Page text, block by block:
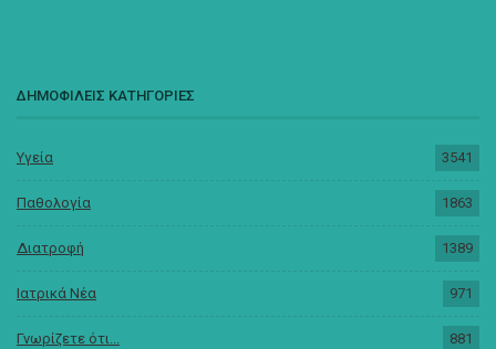
ΔΗΜΟΦΙΛΕΙΣ ΚΑΤΗΓΟΡΙΕΣ
Υγεία 3541
Παθολογία 1863
Διατροφή 1389
Ιατρικά Νέα 971
Γνωρίζετε ότι... 881